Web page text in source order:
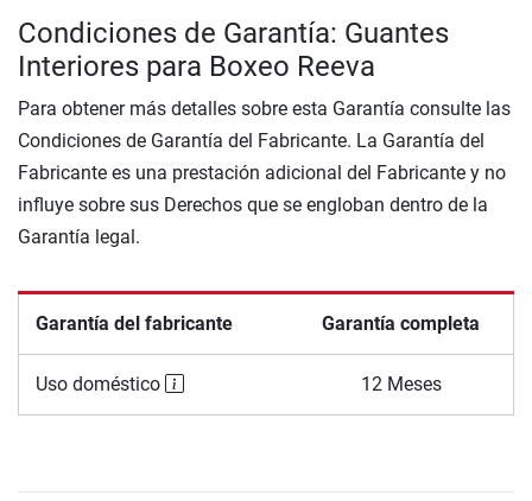
Condiciones de Garantía: Guantes
Interiores para Boxeo Reeva
Para obtener más detalles sobre esta Garantía consulte las
Condiciones de Garantía del Fabricante. La Garantía del
Fabricante es una prestación adicional del Fabricante y no
influye sobre sus Derechos que se engloban dentro de la
Garantía legal.
Garantía del fabricante Garantía completa
Uso doméstico 12 Meses